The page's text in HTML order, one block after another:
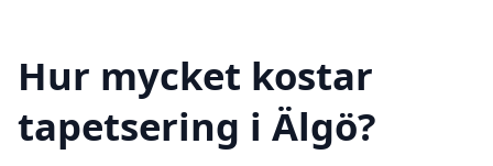
Hur mycket kostar
tapetsering i Älgö?